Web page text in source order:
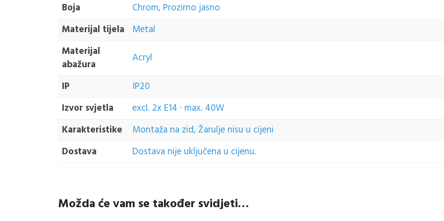
Boja
Chrom, Prozirno jasno
Materijal tijela Metal
Materijal
abažura
Acryl
IP
IP20
Izvor svjetla
excl. 2x E14 · max. 40W
Karakteristike
Montaža na zid, Žarulje nisu u cijeni
Dostava
Dostava nije uključena u cijenu.
Možda će vam se također svidjeti…